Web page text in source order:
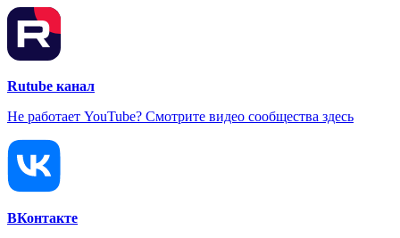
Rutube канал
Не работает YouTube? Смотрите видео сообщества здесь
ВКонтакте